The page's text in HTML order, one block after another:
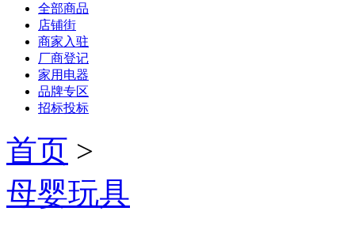
全部商品
店铺街
商家入驻
厂商登记
家用电器
品牌专区
招标投标
首页 >
母婴玩具